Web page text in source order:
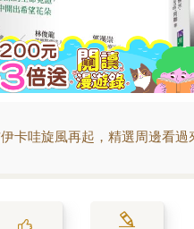
卡哇旋風再起，精選周邊看過